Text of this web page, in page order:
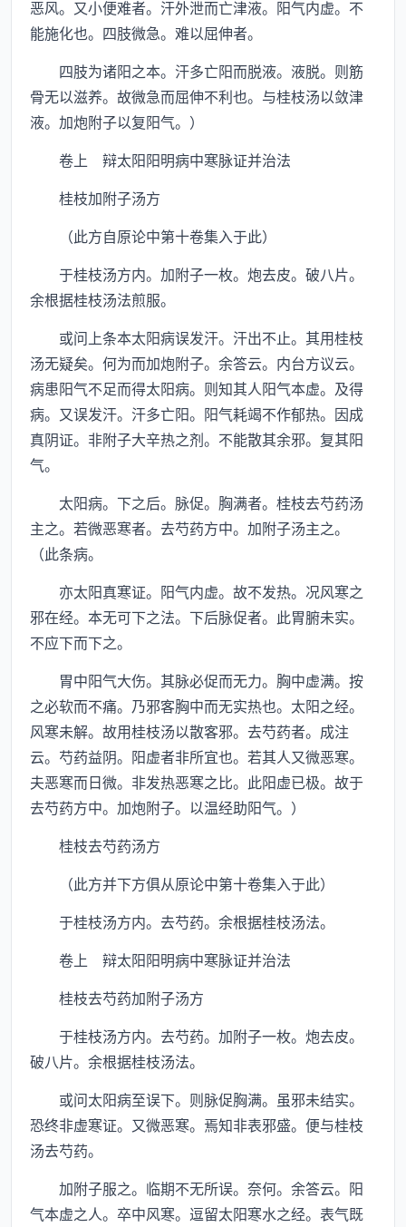
恶风。又小便难者。汗外泄而亡津液。阳气内虚。不
能施化也。四肢微急。难以屈伸者。
四肢为诸阳之本。汗多亡阳而脱液。液脱。则筋
骨无以滋养。故微急而屈伸不利也。与桂枝汤以敛津
液。加炮附子以复阳气。）
卷上 辩太阳阳明病中寒脉证并治法
桂枝加附子汤方
（此方自原论中第十卷集入于此）
于桂枝汤方内。加附子一枚。炮去皮。破八片。
余根据桂枝汤法煎服。
或问上条本太阳病误发汗。汗出不止。其用桂枝
汤无疑矣。何为而加炮附子。余答云。内台方议云。
病患阳气不足而得太阳病。则知其人阳气本虚。及得
病。又误发汗。汗多亡阳。阳气耗竭不作郁热。因成
真阴证。非附子大辛热之剂。不能散其余邪。复其阳
气。
太阳病。下之后。脉促。胸满者。桂枝去芍药汤
主之。若微恶寒者。去芍药方中。加附子汤主之。
（此条病。
亦太阳真寒证。阳气内虚。故不发热。况风寒之
邪在经。本无可下之法。下后脉促者。此胃腑未实。
不应下而下之。
胃中阳气大伤。其脉必促而无力。胸中虚满。按
之必软而不痛。乃邪客胸中而无实热也。太阳之经。
风寒未解。故用桂枝汤以散客邪。去芍药者。成注
云。芍药益阴。阳虚者非所宜也。若其人又微恶寒。
夫恶寒而日微。非发热恶寒之比。此阳虚已极。故于
去芍药方中。加炮附子。以温经助阳气。）
桂枝去芍药汤方
（此方并下方俱从原论中第十卷集入于此）
于桂枝汤方内。去芍药。余根据桂枝汤法。
卷上 辩太阳阳明病中寒脉证并治法
桂枝去芍药加附子汤方
于桂枝汤方内。去芍药。加附子一枚。炮去皮。
破八片。余根据桂枝汤法。
或问太阳病至误下。则脉促胸满。虽邪未结实。
恐终非虚寒证。又微恶寒。焉知非表邪盛。便与桂枝
汤去芍药。
加附子服之。临期不无所误。奈何。余答云。阳
气本虚之人。卒中风寒。逗留太阳寒水之经。表气既